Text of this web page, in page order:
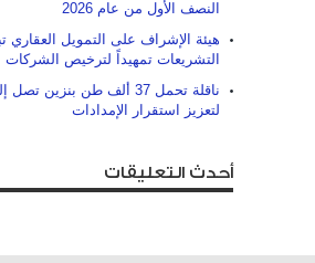
النصف الأول من عام 2026
هيئة الإشراف على التمويل
التشريعات تمهيداً لترخيص الشركات
ناقلة تحمل 37 ألف طن
لتعزيز استقرار الإمدادات
أحدث التعليقات